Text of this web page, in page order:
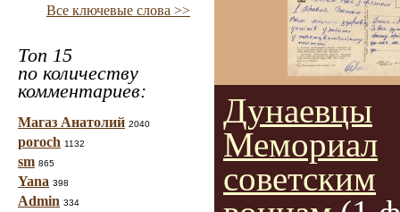
Все ключевые слова >>
Топ 15
по количеству
комментариев:
Магаз Анатолий 2040
poroch 1132
sm 865
Yana 398
Admin 334
Дунаевцы
Мемориал
советским